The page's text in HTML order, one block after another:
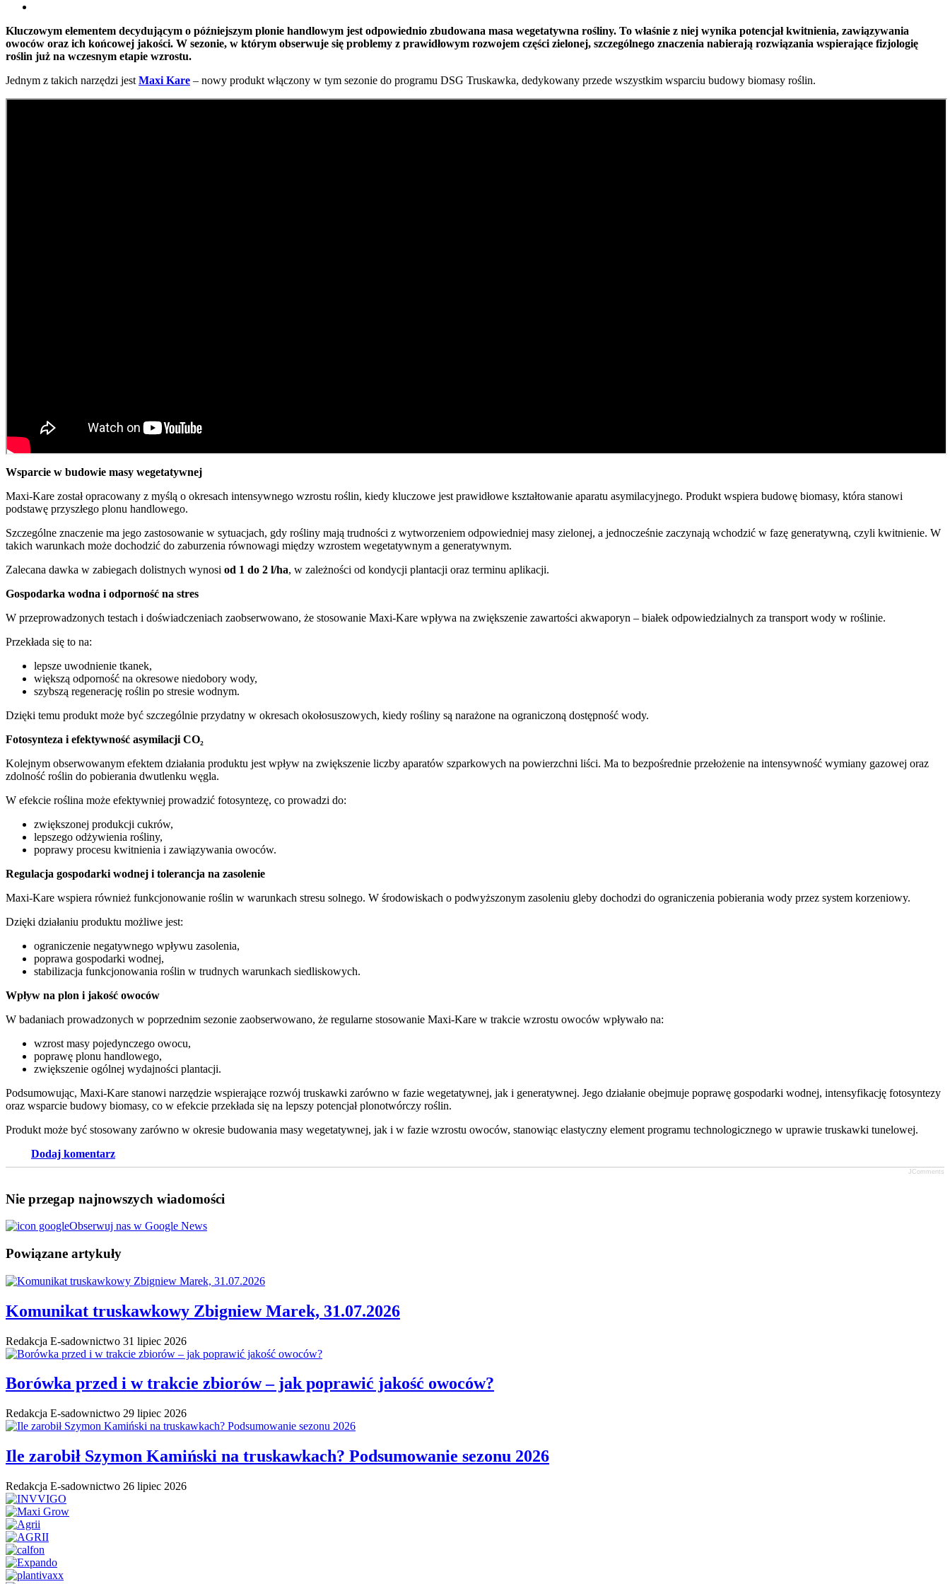
Kluczowym elementem decydującym o późniejszym plonie handlowym jest odpowiednio zbudowana masa wegetatywna rośliny. To właśnie z niej wynika potencjał kwitnienia, zawiązywania
owoców oraz ich końcowej jakości. W sezonie, w którym obserwuje się problemy z prawidłowym rozwojem części zielonej, szczególnego znaczenia nabierają rozwiązania wspierające fizjologię
roślin już na wczesnym etapie wzrostu.
Jednym z takich narzędzi jest Maxi Kare – nowy produkt włączony w tym sezonie do programu DSG Truskawka, dedykowany przede wszystkim wsparciu budowy biomasy roślin.
Wsparcie w budowie masy wegetatywnej
Maxi-Kare został opracowany z myślą o okresach intensywnego wzrostu roślin, kiedy kluczowe jest prawidłowe kształtowanie aparatu asymilacyjnego. Produkt wspiera budowę biomasy, która stanowi
podstawę przyszłego plonu handlowego.
Szczególne znaczenie ma jego zastosowanie w sytuacjach, gdy rośliny mają trudności z wytworzeniem odpowiedniej masy zielonej, a jednocześnie zaczynają wchodzić w fazę generatywną, czyli kwitnienie. W
takich warunkach może dochodzić do zaburzenia równowagi między wzrostem wegetatywnym a generatywnym.
Zalecana dawka w zabiegach dolistnych wynosi od 1 do 2 l/ha, w zależności od kondycji plantacji oraz terminu aplikacji.
Gospodarka wodna i odporność na stres
W przeprowadzonych testach i doświadczeniach zaobserwowano, że stosowanie Maxi-Kare wpływa na zwiększenie zawartości akwaporyn – białek odpowiedzialnych za transport wody w roślinie.
Przekłada się to na:
lepsze uwodnienie tkanek,
większą odporność na okresowe niedobory wody,
szybszą regenerację roślin po stresie wodnym.
Dzięki temu produkt może być szczególnie przydatny w okresach okołosuszowych, kiedy rośliny są narażone na ograniczoną dostępność wody.
Fotosynteza i efektywność asymilacji CO₂
Kolejnym obserwowanym efektem działania produktu jest wpływ na zwiększenie liczby aparatów szparkowych na powierzchni liści. Ma to bezpośrednie przełożenie na intensywność wymiany gazowej oraz
zdolność roślin do pobierania dwutlenku węgla.
W efekcie roślina może efektywniej prowadzić fotosyntezę, co prowadzi do:
zwiększonej produkcji cukrów,
lepszego odżywienia rośliny,
poprawy procesu kwitnienia i zawiązywania owoców.
Regulacja gospodarki wodnej i tolerancja na zasolenie
Maxi-Kare wspiera również funkcjonowanie roślin w warunkach stresu solnego. W środowiskach o podwyższonym zasoleniu gleby dochodzi do ograniczenia pobierania wody przez system korzeniowy.
Dzięki działaniu produktu możliwe jest:
ograniczenie negatywnego wpływu zasolenia,
poprawa gospodarki wodnej,
stabilizacja funkcjonowania roślin w trudnych warunkach siedliskowych.
Wpływ na plon i jakość owoców
W badaniach prowadzonych w poprzednim sezonie zaobserwowano, że regularne stosowanie Maxi-Kare w trakcie wzrostu owoców wpływało na:
wzrost masy pojedynczego owocu,
poprawę plonu handlowego,
zwiększenie ogólnej wydajności plantacji.
Podsumowując, Maxi-Kare stanowi narzędzie wspierające rozwój truskawki zarówno w fazie wegetatywnej, jak i generatywnej. Jego działanie obejmuje poprawę gospodarki wodnej, intensyfikację fotosyntezy
oraz wsparcie budowy biomasy, co w efekcie przekłada się na lepszy potencjał plonotwórczy roślin.
Produkt może być stosowany zarówno w okresie budowania masy wegetatywnej, jak i w fazie wzrostu owoców, stanowiąc elastyczny element programu technologicznego w uprawie truskawki tunelowej.
Dodaj komentarz
JComments
Nie przegap najnowszych wiadomości
Obserwuj nas w Google News
Powiązane artykuły
Komunikat truskawkowy Zbigniew Marek, 31.07.2026
Redakcja E-sadownictwo 31 lipiec 2026
Borówka przed i w trakcie zbiorów – jak poprawić jakość owoców?
Redakcja E-sadownictwo 29 lipiec 2026
Ile zarobił Szymon Kamiński na truskawkach? Podsumowanie sezonu 2026
Redakcja E-sadownictwo 26 lipiec 2026